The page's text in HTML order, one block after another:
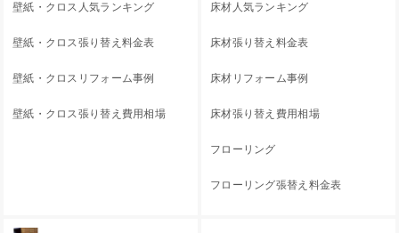
壁紙・クロス人気ランキング
壁紙・クロス張り替え料金表
壁紙・クロスリフォーム事例
壁紙・クロス張り替え費用相場
床材人気ランキング
床材張り替え料金表
床材リフォーム事例
床材張り替え費用相場
フローリング
フローリング張替え料金表